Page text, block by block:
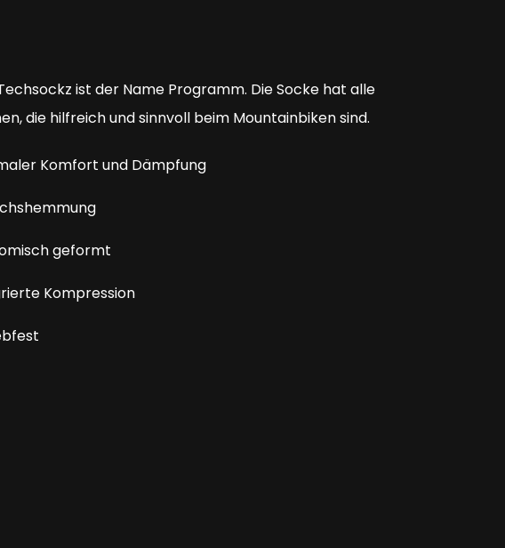
ist der Name Programm. Die Socke hat alle
die hilfreich und sinnvoll beim Mountainbiken sind.
Komfort und Dämpfung
geformt
Kompression